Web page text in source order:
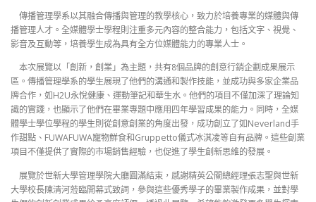
傳播管理學系以其融合傳播與管理的教學核心，致力於培養專業的媒體與傳
播管理人才。全媒體學士學程則注重多元內容的整合能力，包括文字、視覺、
影音及互動等，培養學生成為具有全方位媒體能力的專業人士。
本次展覽以「創新，創業」為主題，共有8個品牌的創意行銷企劃成果展示
區。傳播管理學系的學生展現了他們的溝通和製作技能，並成功與多家企業品
牌合作，如H2U永悅健康、運動筆記和華生水。他們的項目不僅加深了理論知
識的實踐，也顯示了他們在畢業專題中應用四年學習成果的能力。同時，全媒
體學士學位學程的學生則從創意創業的角度出發，成功創立了如Neverland手
作甜點、FUWAFUWA寵物鮮食和Gruppetto儀式冰淇凌等自有品牌。這些創業
項目不僅提供了實際的市場銷售經驗，也促進了學生創新思維的發展。
展覽於世新大學管理學院大廳圓滿結束，感謝精英公關總經理張志聖與世新
大學校長陳清河蒞臨開幕式致詞，參與這些優秀學子的畢業製作成果，並對學